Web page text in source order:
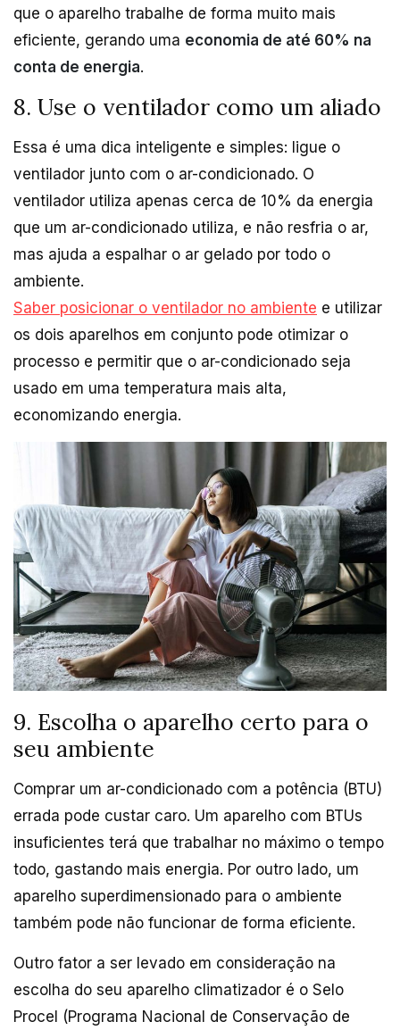
que o aparelho trabalhe de forma muito mais
eficiente, gerando uma economia de até 60% na
conta de energia.
8. Use o ventilador como um aliado
Essa é uma dica inteligente e simples: ligue o
ventilador junto com o ar-condicionado. O
ventilador utiliza apenas cerca de 10% da energia
que um ar-condicionado utiliza, e não resfria o ar,
mas ajuda a espalhar o ar gelado por todo o
ambiente.
Saber posicionar o ventilador no ambiente e utilizar
os dois aparelhos em conjunto pode otimizar o
processo e permitir que o ar-condicionado seja
usado em uma temperatura mais alta,
economizando energia.
9. Escolha o aparelho certo para o
seu ambiente
Comprar um ar-condicionado com a potência (BTU)
errada pode custar caro. Um aparelho com BTUs
insuficientes terá que trabalhar no máximo o tempo
todo, gastando mais energia. Por outro lado, um
aparelho superdimensionado para o ambiente
também pode não funcionar de forma eficiente.
Outro fator a ser levado em consideração na
escolha do seu aparelho climatizador é o Selo
Procel (Programa Nacional de Conservação de